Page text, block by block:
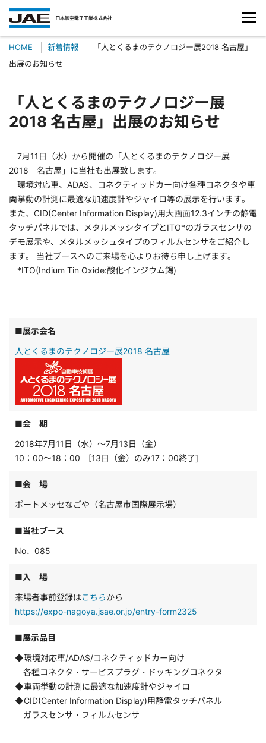
HOME 新着情報
「人とくるまのテクノロジー展2018 名古屋」
出展のお知らせ
「人とくるまのテクノロジー展
2018 名古屋」出展のお知らせ
7月11日（水）から開催の「人とくるまのテクノロジー展
2018 名古屋」に当社も出展致します。
環境対応車、ADAS、コネクティッドカー向け各種コネクタや車
両挙動の計測に最適な加速度計やジャイロ等の展示を行います。
また、CID(Center Information Display)用大画面12.3インチの静電
タッチパネルでは、メタルメッシタイプとITO*のガラスセンサの
デモ展示や、メタルメッシュタイプのフィルムセンサをご紹介し
ます。 当社ブースへのご来場を心よりお待ち申し上げます。
*ITO(Indium Tin Oxide:酸化インジウム錫)
■展示会名
人とくるまのテクノロジー展2018 名古屋
■会 期
2018年7月11日（水）～7月13日（金）
10：00～18：00 [13日（金）のみ17：00終了]
■会 場
ポートメッセなごや（名古屋市国際展示場）
■当社ブース
No．085
■入 場
来場者事前登録はこちらから
https://expo-nagoya.jsae.or.jp/entry-form2325
■展示品目
◆環境対応車/ADAS/コネクティッドカー向け
各種コネクタ・サービスプラグ・ドッキングコネクタ
◆車両挙動の計測に最適な加速度計やジャイロ
◆CID(Center Information Display)用静電タッチパネル
ガラスセンサ・フィルムセンサ